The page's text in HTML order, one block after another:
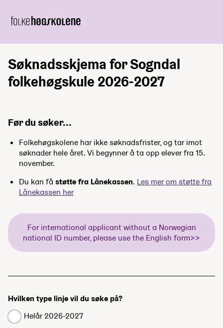
Søknadsskjema for Sogndal
folkehøgskule 2026-2027
Før du søker...
Folkehøgskolene har ikke søknadsfrister, og tar imot
søknader hele året. Vi begynner å ta opp elever fra 15.
november.
Du kan fåstøtte fra Lånekassen. Les mer om støtte fra
Lånekassen her
For international applicant without a Norwegian
national ID number, please use the English form>>
Hvilken type linje vil du søke på?
Helår 2026-2027